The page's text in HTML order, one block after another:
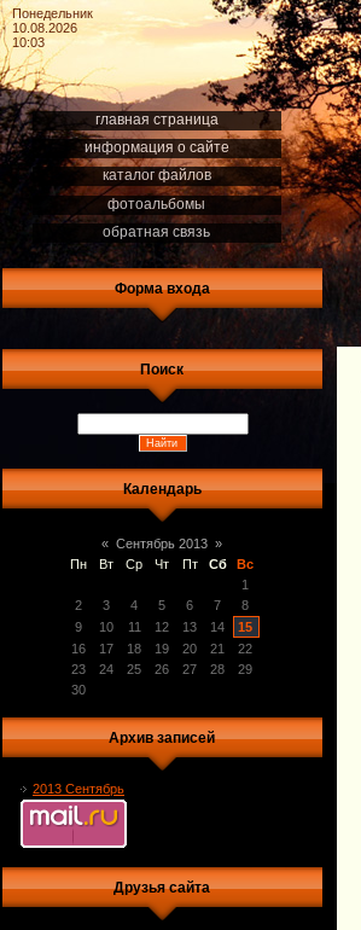
Понедельник
10.08.2026
10:03
главная страница
информация о сайте
каталог файлов
фотоальбомы
обратная связь
Форма входа
Поиск
Календарь
« Сентябрь 2013 »
Пн
Вт Ср Чт Пт Сб
Вс
1
2
3 4 5 6 7
8
9
10 11 12 13 14
15
16
17 18 19 20 21
22
23
24 25 26 27 28
29
30
Архив записей
2013 Сентябрь
Друзья сайта